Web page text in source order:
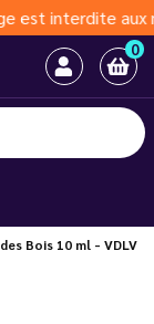
aux moins
0
Bois 10 ml - VDLV